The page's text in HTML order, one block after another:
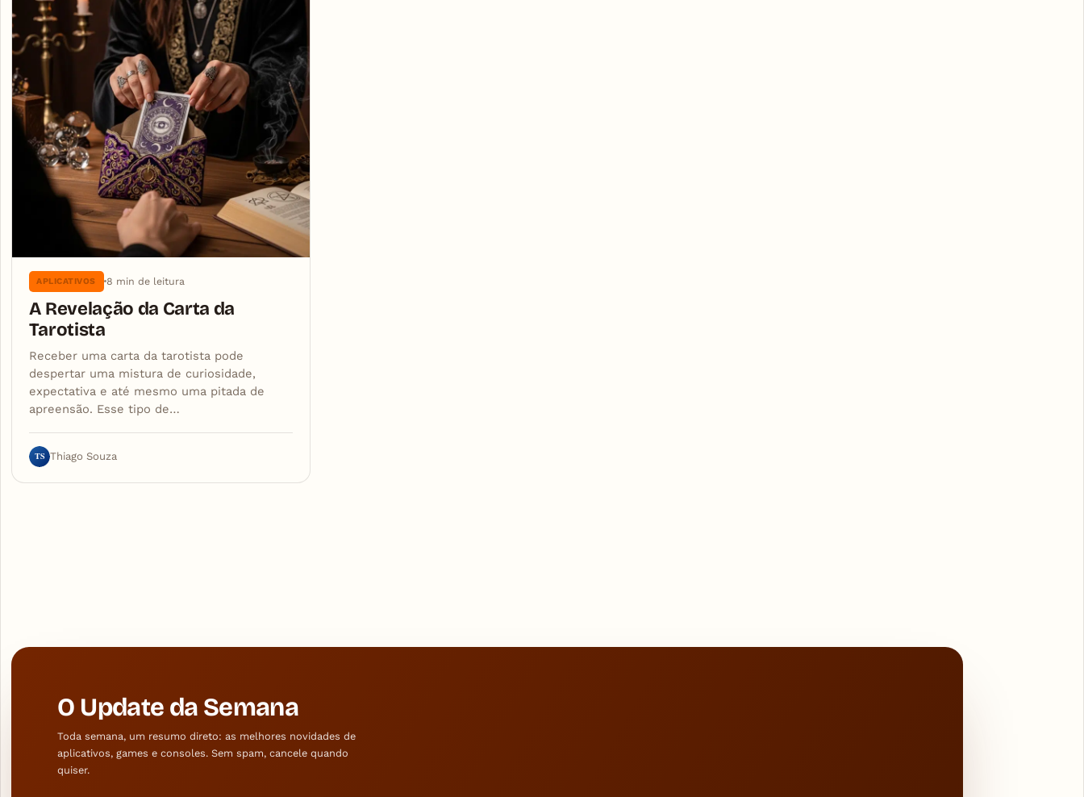
APLICATIVOS 8 min de leitura
A Revelação da Carta da
Tarotista
Receber uma carta da tarotista pode
despertar uma mistura de curiosidade,
expectativa e até mesmo uma pitada de
apreensão. Esse tipo de…
TS Thiago Souza
O Update da Semana
Toda semana, um resumo direto: as melhores novidades de
aplicativos, games e consoles. Sem spam, cancele quando
quiser.